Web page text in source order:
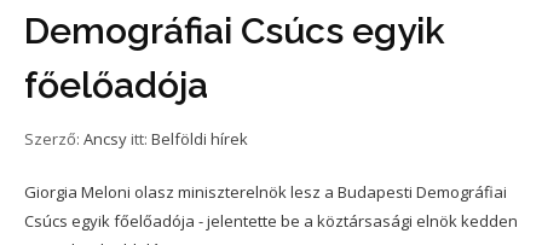
Demográfiai Csúcs egyik
főelőadója
Szerző: Ancsy itt: Belföldi hírek
Giorgia Meloni olasz miniszterelnök lesz a Budapesti Demográfiai
Csúcs egyik főelőadója - jelentette be a köztársasági elnök kedden